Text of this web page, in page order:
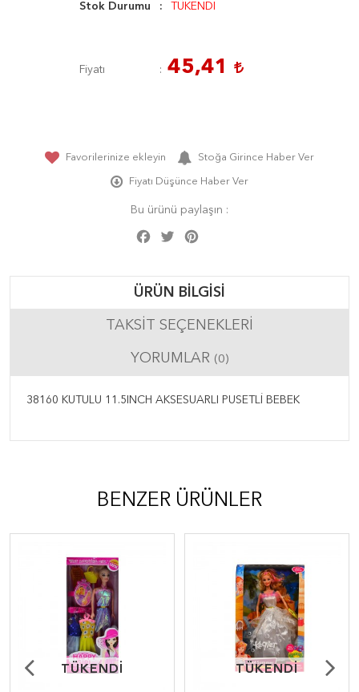
Stok Durumu
TÜKENDİ
Fiyatı 45,41
Favorilerinize ekleyin Stoğa Girince Haber Ver
Fiyatı Düşünce Haber Ver
Bu ürünü paylaşın :
Facebook
Twitter
ÜRÜN BILGISI
TAKSIT SEÇENEKLERI
YORUMLAR (0)
38160 KUTULU 11.5INCH AKSESUARLI PUSETLİ BEBEK
BENZER ÜRÜNLER
TÜKENDİ
TÜKENDİ TÜKENDİ
TÜKENDİ